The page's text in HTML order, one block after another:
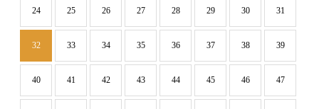
24 25 26 27 28 29 30 31
32 33 34 35 36 37 38 39
40 41 42 43 44 45 46 47